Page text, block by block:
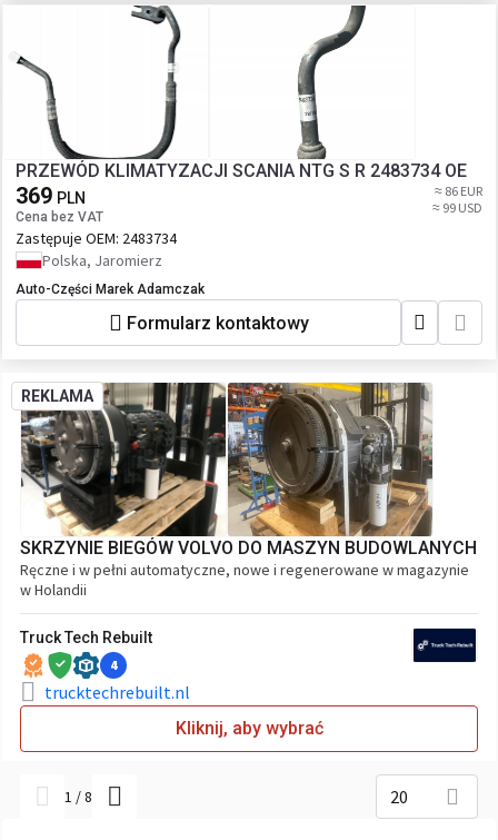
PRZEWÓD KLIMATYZACJI SCANIA NTG S R 2483734 OE
369 PLN
Cena bez VAT
≈ 86 EUR
≈ 99 USD
Zastępuje OEM: 2483734
Polska, Jaromierz
Auto-Części Marek Adamczak
Formularz kontaktowy
REKLAMA
SKRZYNIE BIEGÓW VOLVO DO MASZYN BUDOWLANYCH
Ręczne i w pełni automatyczne, nowe i regenerowane w magazynie
w Holandii
Truck Tech Rebuilt
4
trucktechrebuilt.nl
Kliknij, aby wybrać
1 /8 20